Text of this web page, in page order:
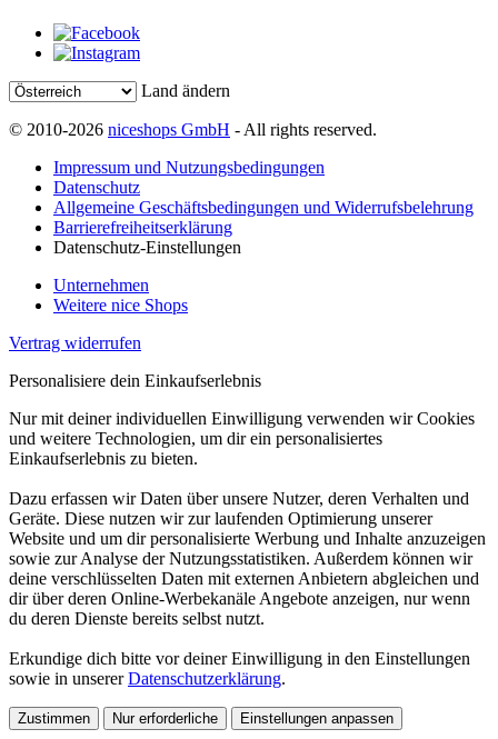
Land ändern
© 2010-2026 niceshops GmbH - All rights reserved.
Impressum und Nutzungsbedingungen
Datenschutz
Allgemeine Geschäftsbedingungen und Widerrufsbelehrung
Barrierefreiheitserklärung
Datenschutz-Einstellungen
Unternehmen
Weitere nice Shops
Vertrag widerrufen
Personalisiere dein Einkaufserlebnis
Nur mit deiner individuellen Einwilligung verwenden wir Cookies
und weitere Technologien, um dir ein personalisiertes
Einkaufserlebnis zu bieten.
Dazu erfassen wir Daten über unsere Nutzer, deren Verhalten und
Geräte. Diese nutzen wir zur laufenden Optimierung unserer
Website und um dir personalisierte Werbung und Inhalte anzuzeigen
sowie zur Analyse der Nutzungsstatistiken. Außerdem können wir
deine verschlüsselten Daten mit externen Anbietern abgleichen und
dir über deren Online-Werbekanäle Angebote anzeigen, nur wenn
du deren Dienste bereits selbst nutzt.
Erkundige dich bitte vor deiner Einwilligung in den Einstellungen
sowie in unsererDatenschutzerklärung.
Zustimmen Nur erforderliche Einstellungen anpassen